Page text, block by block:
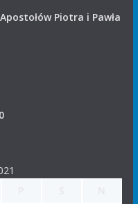
Piotra i Pawła